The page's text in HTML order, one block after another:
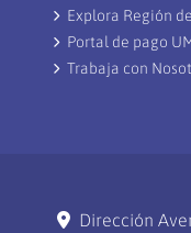
Explora Región
Portal de pago
Trabaja con
Dirección